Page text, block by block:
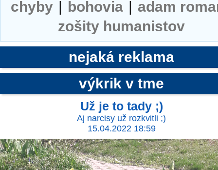
chyby | bohovia | adam
zošity humanistov
nejaká reklama
výkrik v tme
Už je to tady ;)
Aj narcisy už rozkvitli ;)
15.04.2022 18:59